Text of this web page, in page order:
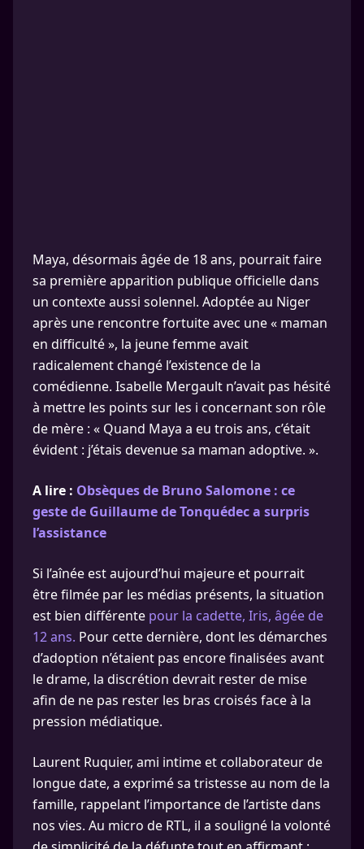
Maya, désormais âgée de 18 ans, pourrait faire
sa première apparition publique officielle dans
un contexte aussi solennel. Adoptée au Niger
après une rencontre fortuite avec une « maman
en difficulté », la jeune femme avait
radicalement changé l’existence de la
comédienne. Isabelle Mergault n’avait pas hésité
à mettre les points sur les i concernant son rôle
de mère : « Quand Maya a eu trois ans, c’était
évident : j’étais devenue sa maman adoptive. ».
A lire : Obsèques de Bruno Salomone : ce
geste de Guillaume de Tonquédec a surpris
l’assistance
Si l’aînée est aujourd’hui majeure et pourrait
être filmée par les médias présents, la situation
est bien différente pour la cadette, Iris, âgée de
12 ans. Pour cette dernière, dont les démarches
d’adoption n’étaient pas encore finalisées avant
le drame, la discrétion devrait rester de mise
afin de ne pas rester les bras croisés face à la
pression médiatique.
Laurent Ruquier, ami intime et collaborateur de
longue date, a exprimé sa tristesse au nom de la
famille, rappelant l’importance de l’artiste dans
nos vies. Au micro de RTL, il a souligné la volonté